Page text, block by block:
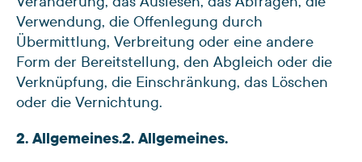
Verwendung, die Offenlegung durch
Übermittlung, Verbreitung oder eine andere
Form der Bereitstellung, den Abgleich oder die
Verknüpfung, die Einschränkung, das Löschen
oder die Vernichtung.
2. Allgemeines.2. Allgemeines.